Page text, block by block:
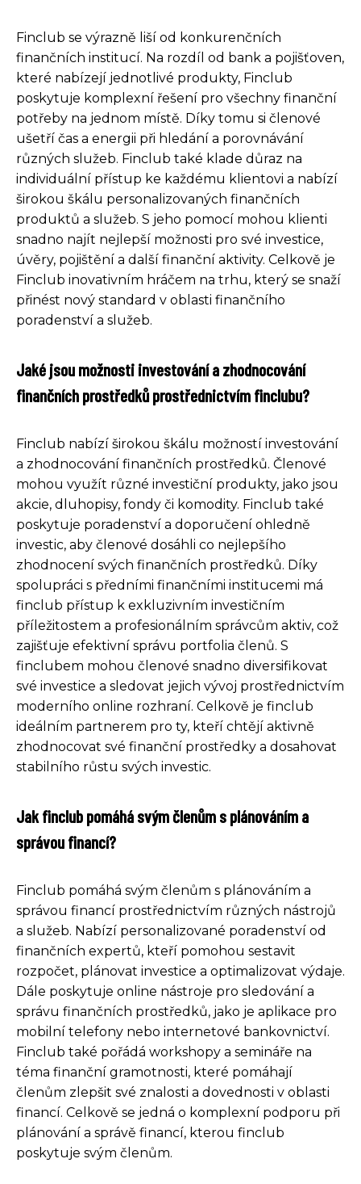
Finclub se výrazně liší od konkurenčních
finančních institucí. Na rozdíl od bank a pojišťoven,
které nabízejí jednotlivé produkty, Finclub
poskytuje komplexní řešení pro všechny finanční
potřeby na jednom místě. Díky tomu si členové
ušetří čas a energii při hledání a porovnávání
různých služeb. Finclub také klade důraz na
individuální přístup ke každému klientovi a nabízí
širokou škálu personalizovaných finančních
produktů a služeb. S jeho pomocí mohou klienti
snadno najít nejlepší možnosti pro své investice,
úvěry, pojištění a další finanční aktivity. Celkově je
Finclub inovativním hráčem na trhu, který se snaží
přinést nový standard v oblasti finančního
poradenství a služeb.
Jaké jsou možnosti investování a zhodnocování
finančních prostředků prostřednictvím finclubu?
Finclub nabízí širokou škálu možností investování
a zhodnocování finančních prostředků. Členové
mohou využít různé investiční produkty, jako jsou
akcie, dluhopisy, fondy či komodity. Finclub také
poskytuje poradenství a doporučení ohledně
investic, aby členové dosáhli co nejlepšího
zhodnocení svých finančních prostředků. Díky
spolupráci s předními finančními institucemi má
finclub přístup k exkluzivním investičním
příležitostem a profesionálním správcům aktiv, což
zajišťuje efektivní správu portfolia členů. S
finclubem mohou členové snadno diversifikovat
své investice a sledovat jejich vývoj prostřednictvím
moderního online rozhraní. Celkově je finclub
ideálním partnerem pro ty, kteří chtějí aktivně
zhodnocovat své finanční prostředky a dosahovat
stabilního růstu svých investic.
Jak finclub pomáhá svým členům s plánováním a
správou financí?
Finclub pomáhá svým členům s plánováním a
správou financí prostřednictvím různých nástrojů
a služeb. Nabízí personalizované poradenství od
finančních expertů, kteří pomohou sestavit
rozpočet, plánovat investice a optimalizovat výdaje.
Dále poskytuje online nástroje pro sledování a
správu finančních prostředků, jako je aplikace pro
mobilní telefony nebo internetové bankovnictví.
Finclub také pořádá workshopy a semináře na
téma finanční gramotnosti, které pomáhají
členům zlepšit své znalosti a dovednosti v oblasti
financí. Celkově se jedná o komplexní podporu při
plánování a správě financí, kterou finclub
poskytuje svým členům.